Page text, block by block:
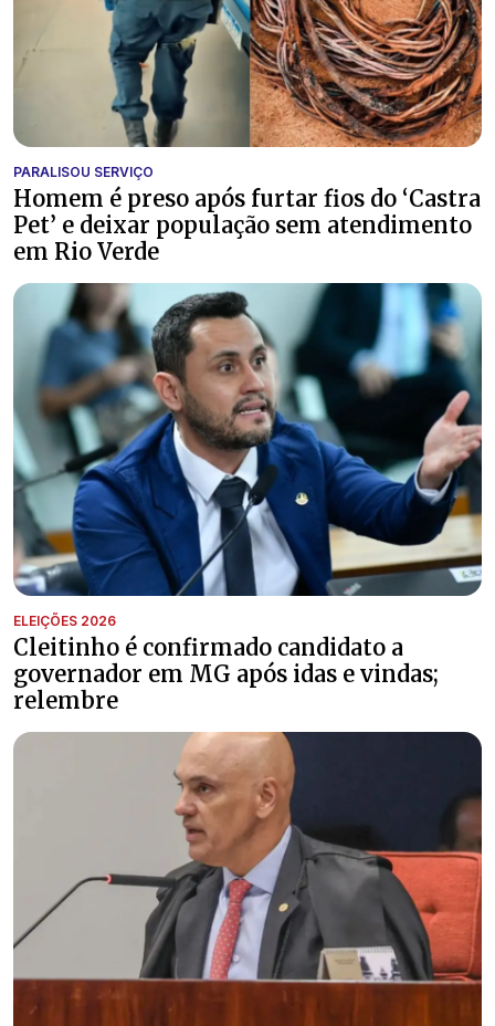
PARALISOU SERVIÇO
Homem é preso após furtar fios do ‘Castra
Pet’ e deixar população sem atendimento
em Rio Verde
ELEIÇÕES 2026
Cleitinho é confirmado candidato a
governador em MG após idas e vindas;
relembre